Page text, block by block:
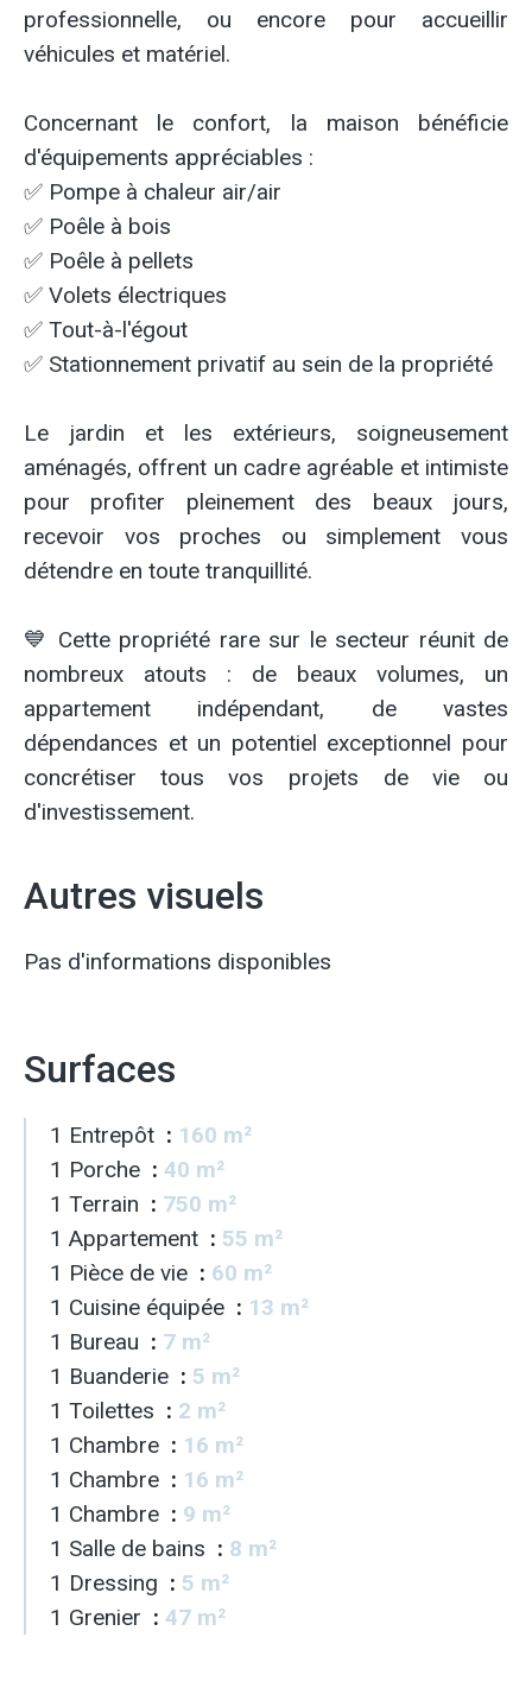
professionnelle, ou encore pour accueillir
véhicules et matériel.
Concernant le confort, la maison bénéficie
d'équipements appréciables :
✅ Pompe à chaleur air/air
✅ Poêle à bois
✅ Poêle à pellets
✅ Volets électriques
✅ Tout-à-l'égout
✅ Stationnement privatif au sein de la propriété
Le jardin et les extérieurs, soigneusement
aménagés, offrent un cadre agréable et intimiste
pour profiter pleinement des beaux jours,
recevoir vos proches ou simplement vous
détendre en toute tranquillité.
💙 Cette propriété rare sur le secteur réunit de
nombreux atouts : de beaux volumes, un
appartement indépendant, de vastes
dépendances et un potentiel exceptionnel pour
concrétiser tous vos projets de vie ou
d'investissement.
Autres visuels
Pas d'informations disponibles
Surfaces
1 Entrepôt
160 m²
1 Porche
40 m²
1 Terrain
750 m²
1 Appartement
55 m²
1 Pièce de vie
60 m²
1 Cuisine équipée
13 m²
1 Bureau
7 m²
1 Buanderie
5 m²
1 Toilettes
2 m²
1 Chambre
16 m²
1 Chambre
16 m²
1 Chambre
9 m²
1 Salle de bains
8 m²
1 Dressing
5 m²
1 Grenier
47 m²